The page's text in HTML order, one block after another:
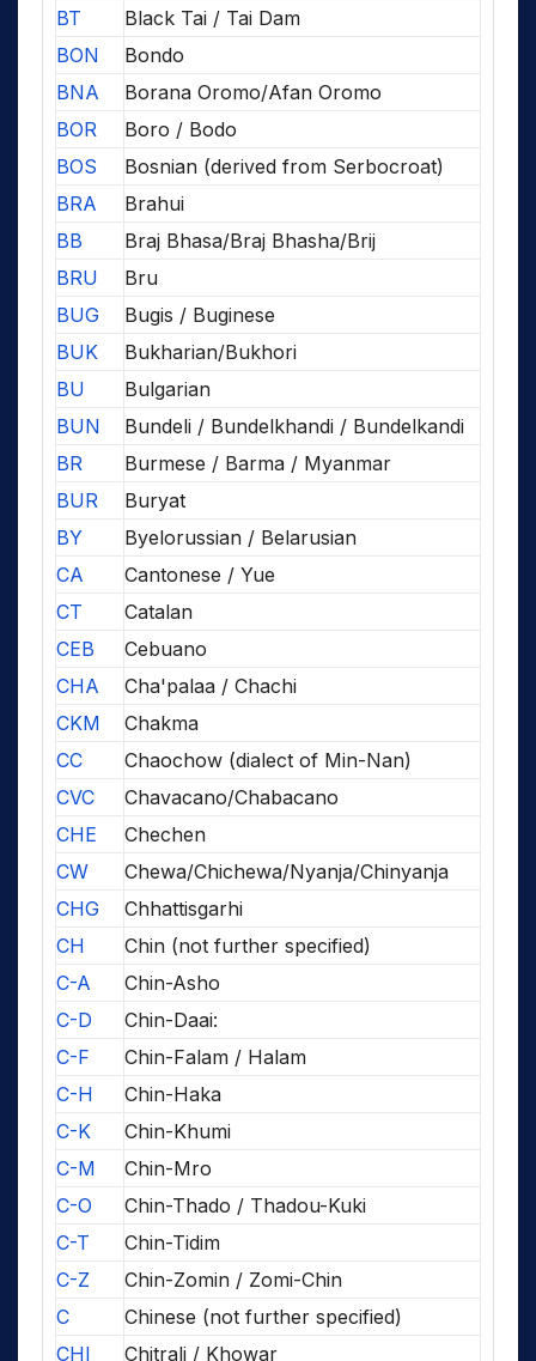
BT
Black Tai / Tai Dam
BON
Bondo
BNA
Borana Oromo/Afan Oromo
BOR
Boro / Bodo
BOS
Bosnian (derived from Serbocroat)
BRA
Brahui
BB
Braj Bhasa/Braj Bhasha/Brij
BRU
Bru
BUG
Bugis / Buginese
BUK
Bukharian/Bukhori
BU
Bulgarian
BUN
Bundeli / Bundelkhandi / Bundelkandi
BR
Burmese / Barma / Myanmar
BUR
Buryat
BY
Byelorussian / Belarusian
CA
Cantonese / Yue
CT
Catalan
CEB
Cebuano
CHA
Cha'palaa / Chachi
CKM
Chakma
CC
Chaochow (dialect of Min-Nan)
CVC
Chavacano/Chabacano
CHE
Chechen
CW
Chewa/Chichewa/Nyanja/Chinyanja
CHG
Chhattisgarhi
CH
Chin (not further specified)
C-A
Chin-Asho
C-D
Chin-Daai:
C-F
Chin-Falam / Halam
C-H
Chin-Haka
C-K
Chin-Khumi
C-M
Chin-Mro
C-O
Chin-Thado / Thadou-Kuki
C-T
Chin-Tidim
C-Z
Chin-Zomin / Zomi-Chin
C
Chinese (not further specified)
CHI
Chitrali / Khowar